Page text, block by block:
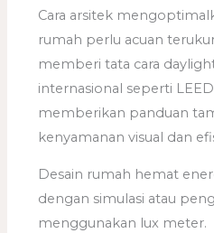
Cara arsitek
rumah perlu acuan
memberi tata cara
internasional seperti
memberikan panduan
kenyamanan visual dan
Desain rumah hemat
dengan simulasi atau
menggunakan lux meter.